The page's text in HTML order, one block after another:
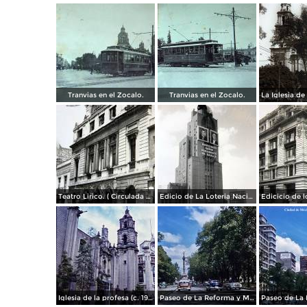
Tranvias en el Zocalo. Tranvias en el Zocalo.
Teatro Lirico. ( Circulada el 1 de Agosto de 1926 ). Edicio de La Loteria Nacional Ciudad de México Abril de 1964
Iglesia de la profesa (c. 1950) Paseo de La Reforma y Mto a La Independencia 1950 Paseo de La